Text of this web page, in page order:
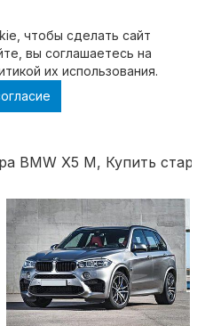
чтобы cделать сайт
вы соглашаетесь на
их использования.
X5 M, Купить стартер
BMW X5 M, Купить